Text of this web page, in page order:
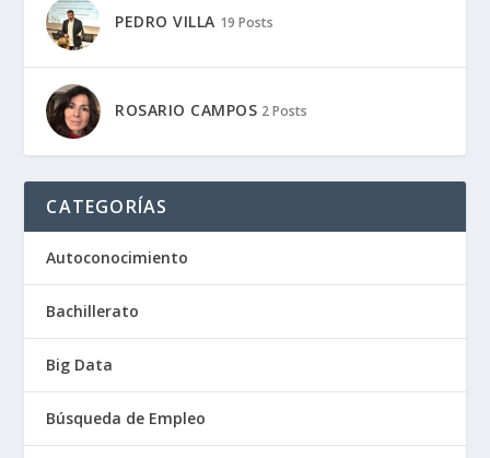
PEDRO VILLA 19 Posts
ROSARIO CAMPOS 2 Posts
CATEGORÍAS
Autoconocimiento
Bachillerato
Big Data
Búsqueda de Empleo